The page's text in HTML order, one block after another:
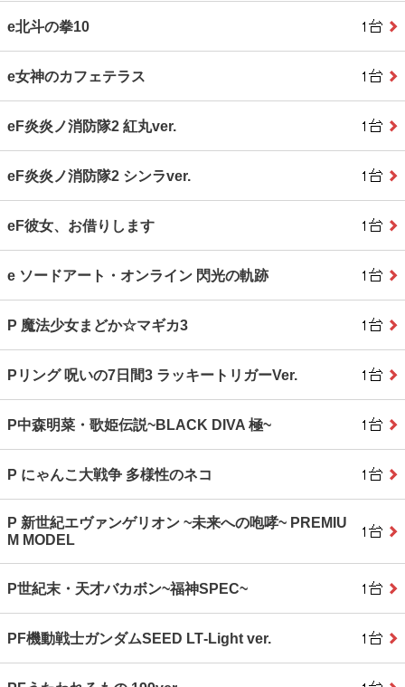
e北斗の拳10
e女神のカフェテラス
eF炎炎ノ消防隊2 紅丸ver.
eF炎炎ノ消防隊2 シンラver.
eF彼女、お借りします
e ソードアート・オンライン 閃光の軌跡
P 魔法少女まどか☆マギカ3
Pリング 呪いの7日間3 ラッキートリガーVer.
P中森明菜・歌姫伝説~BLACK DIVA 極~
P にゃんこ大戦争 多様性のネコ
P 新世紀エヴァンゲリオン ~未来への咆哮~ PREMIU
M MODEL
P世紀末・天才バカボン~福神SPEC~
PF機動戦士ガンダムSEED LT‐Light ver.